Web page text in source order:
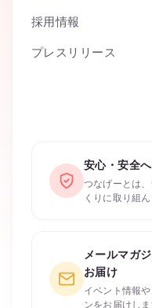
採用情報
プレスリリース
安心・安全
つなげーとは
くりに取り組ん
メールマガ
お届け
イベント情報
ンをお届けしま